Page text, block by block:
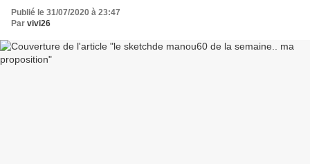
Publié le 31/07/2020 à 23:47
Par vivi26